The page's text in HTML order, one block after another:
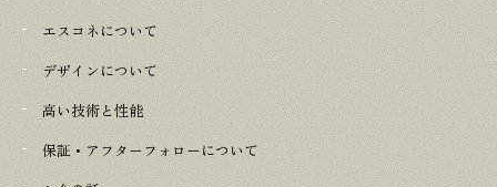
エスコネについて
デザインについて
高い技術と性能
保証・アフターフォローについて